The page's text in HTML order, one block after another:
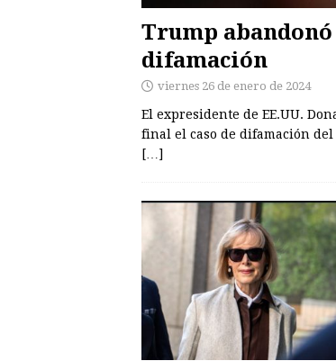
Trump
difamación
viernes 26 de enero de 2024
El expresidente de EE.UU.
final el caso de difamación
[…]